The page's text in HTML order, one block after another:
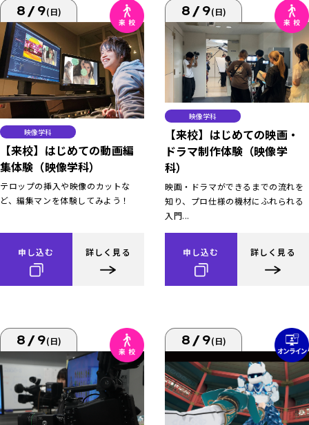
8/9(日)
映像学科
【来校】はじめての動画編
集体験（映像学科）
テロップの挿入や映像のカットな
ど、編集マンを体験してみよう！
申し込む 詳しく見る
8/9(日)
映像学科
【来校】はじめての映画・
ドラマ制作体験（映像学
科）
映画・ドラマができるまでの流れを
知り、プロ仕様の機材にふれられる
入門...
申し込む 詳しく見る
8/9(日) 8/9(日)